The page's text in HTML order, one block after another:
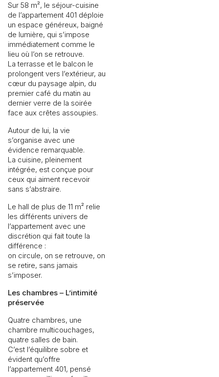
Sur 58 m², le séjour-cuisine
de l’appartement 401 déploie
un espace généreux, baigné
de lumière, qui s’impose
immédiatement comme le
lieu où l’on se retrouve.
La terrasse et le balcon le
prolongent vers l’extérieur, au
cœur du paysage alpin, du
premier café du matin au
dernier verre de la soirée
face aux crêtes assoupies.
Autour de lui, la vie
s’organise avec une
évidence remarquable.
La cuisine, pleinement
intégrée, est conçue pour
ceux qui aiment recevoir
sans s’abstraire.
Le hall de plus de 11 m² relie
les différents univers de
l’appartement avec une
discrétion qui fait toute la
différence :
on circule, on se retrouve, on
se retire, sans jamais
s’imposer.
Les chambres – L’intimité
préservée
Quatre chambres, une
chambre multicouchages,
quatre salles de bain.
C’est l’équilibre sobre et
évident qu’offre
l’appartement 401, pensé